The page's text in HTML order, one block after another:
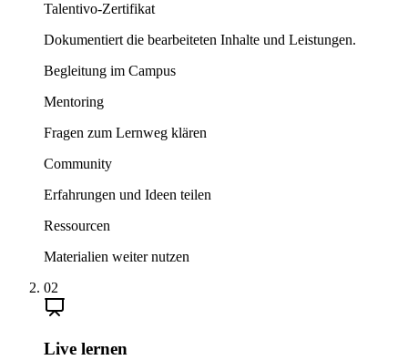
Talentivo-Zertifikat
Dokumentiert die bearbeiteten Inhalte und Leistungen.
Begleitung im Campus
Mentoring
Fragen zum Lernweg klären
Community
Erfahrungen und Ideen teilen
Ressourcen
Materialien weiter nutzen
02
Live lernen